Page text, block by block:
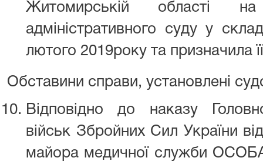
Житомирській області
адміністративного суду у
лютого 2019року та призначила
Обставини справи, установлені
Відповідно до наказу
військ Збройних Сил України
майора медичної служби